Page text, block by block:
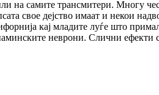
на самите трансмитери. Многу
свое дејство имаат и некои
кај младите луѓе што
неврони. Слични ефекти